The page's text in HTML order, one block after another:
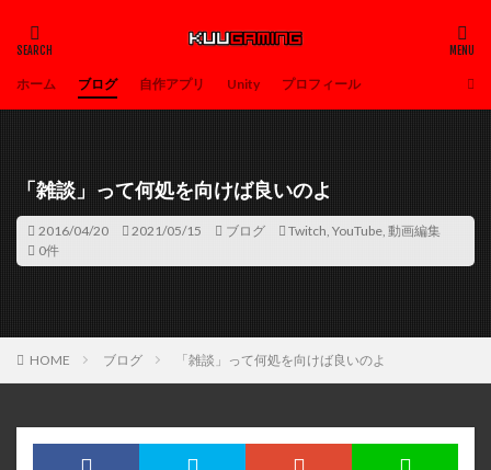
ホーム ブログ 自作アプリ Unity プロフィール
「雑談」って何処を向けば良いのよ
2016/04/20 2021/05/15 ブログ Twitch, YouTube, 動画編集
0件
HOME ブログ 「雑談」って何処を向けば良いのよ